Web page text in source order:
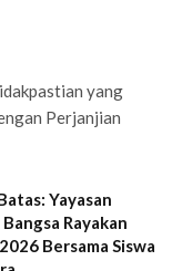
yang
Perjanjian
Yayasan
Rayakan
Bersama Siswa